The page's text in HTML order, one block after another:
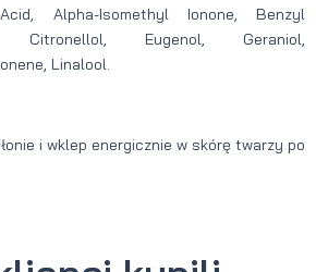
Alpha-Isomethyl Ionone, Benzyl
Citronellol, Eugenol, Geraniol,
Linalool.
i wklep energicznie w skórę twarzy po